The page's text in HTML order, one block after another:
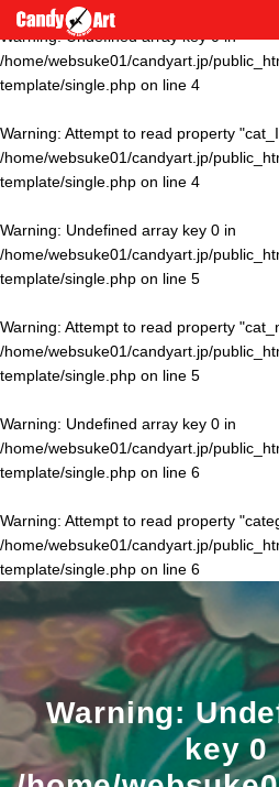
Warning: Undefined array key 0 in
/home/websuke01/candyart.jp/
template/single.php on line 4
Warning: Attempt to read property
/home/websuke01/candyart.jp/
template/single.php on line 4
Warning: Undefined array key 0 in
/home/websuke01/candyart.jp/
template/single.php on line 5
Warning: Attempt to read property
/home/websuke01/candyart.jp/
template/single.php on line 5
Warning: Undefined array key 0 in
/home/websuke01/candyart.jp/
template/single.php on line 6
Warning: Attempt to read property
/home/websuke01/candyart.jp/
template/single.php on line 6
Warning:
key 0